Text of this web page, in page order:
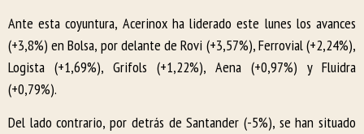
Ante esta coyuntura, Acerinox ha liderado este lunes los avances
(+3,8%) en Bolsa, por delante de Rovi (+3,57%), Ferrovial (+2,24%),
Logista (+1,69%), Grifols (+1,22%), Aena (+0,97%) y Fluidra
(+0,79%).
Del lado contrario, por detrás de Santander (-5%), se han situado